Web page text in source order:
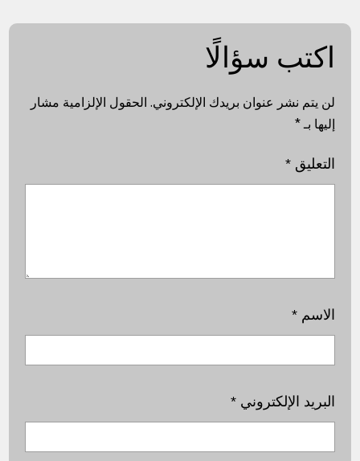
اكتب سؤالًا
لن يتم نشر عنوان بريدك الإلكتروني. الحقول الإلزامية مشار
إليها بـ*
التعليق*
الاسم*
البريد الإلكتروني*